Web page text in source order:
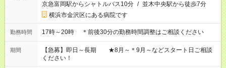
京急富岡駅からシャトルバス10分 / 並木中央駅から徒歩7分
横浜市金沢区にある病院です
勤務時間 17時～20時 ＊前後30分の勤務時間調整はご相談ください
期間
【急募】即日～長期 ★8月～＊9月～などスタート日ご相談
ください！